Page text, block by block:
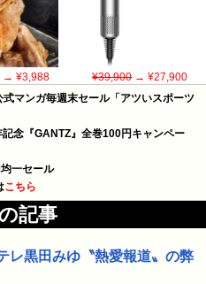
→ ¥3,988 ¥39,900→ ¥27,900
マンガ毎週末セール「アツいスポーツ
念『GANTZ』全巻100円キャンペー
一セール
こちら
記事
レ黒田みゆ〝熱愛報道〟の弊